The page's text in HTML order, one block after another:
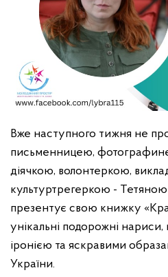
Вже наступного тижня не
письменницею,
діячкою, волонтеркою,
культуртрегеркою -
презентує свою книжку
унікальні подорожні
іронією та яскравими
України.